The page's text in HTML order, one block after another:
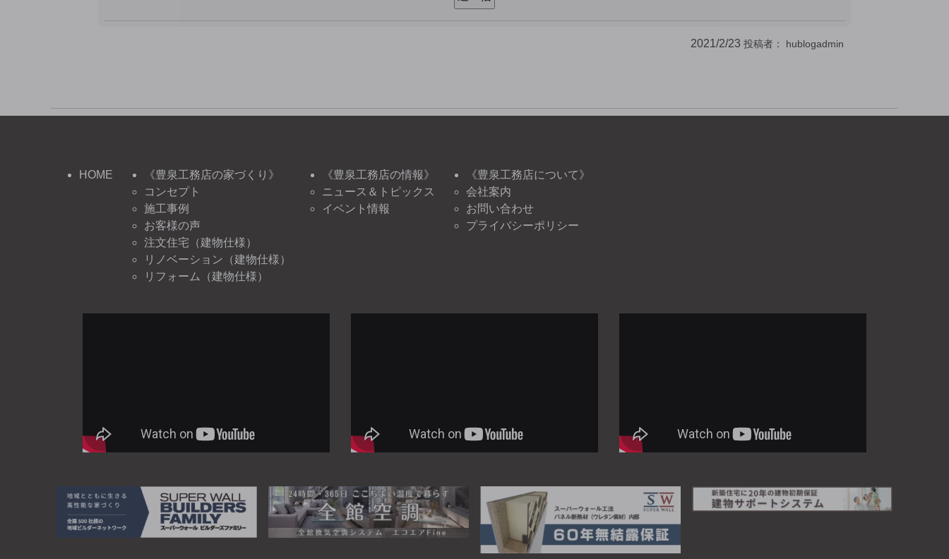
2021/2/23 投稿者： hublogadmin
HOME
《豊泉工務店の家づくり》
コンセプト
施工事例
お客様の声
注文住宅（建物仕様）
リノベーション（建物仕様）
リフォーム（建物仕様）
《豊泉工務店の情報》
ニュース＆トピックス
イベント情報
《豊泉工務店について》
会社案内
お問い合わせ
プライバシーポリシー